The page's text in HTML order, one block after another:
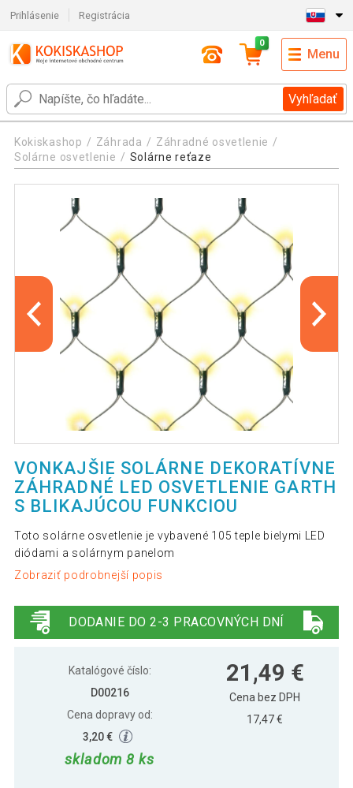
Prihlásenie Registrácia
Vyhľadať
0
Menu
Kokiskashop Záhrada
Záhradné osvetlenie
Solárne osvetlenie
Solárne reťaze
VONKAJŠIE SOLÁRNE DEKORATÍVNE
ZÁHRADNÉ LED OSVETLENIE GARTH
S BLIKAJÚCOU FUNKCIOU
Toto solárne osvetlenie je vybavené 105 teple bielymi LED
diódami a solárnym panelom
Zobraziť podrobnejší popis
DODANIE DO 2-3 PRACOVNÝCH DNÍ
Katalógové číslo:
D00216
Cena dopravy od:
3,20 €
skladom 8 ks
21,49 €
Cena bez DPH
17,47 €